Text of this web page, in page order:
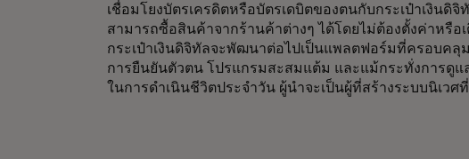
เชื่อมโยงบัตรเครดิตหรือบัตรเดบิตของตนกับกระเป๋าเงินดิ
สามารถซื้อสินค้าจากร้านค้าต่างๆ ได้โดยไม่ต้องตั้งค่าหรือ
กระเป๋าเงินดิจิทัลจะพัฒนาต่อไปเป็นแพลตฟอร์มที่ครอบคลุ
การยืนยันตัวตน โปรแกรมสะสมแต้ม และแม้กระทั่งการดู
ในการดำเนินชีวิตประจำวัน ผู้นำจะเป็นผู้ที่สร้างระบบนิเว